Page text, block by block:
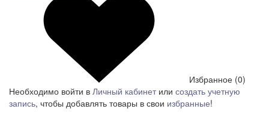
Избранное (0)
Необходимо войти в Личный кабинетили создать учетную
запись, чтобы добавлять товары в свои избранные!